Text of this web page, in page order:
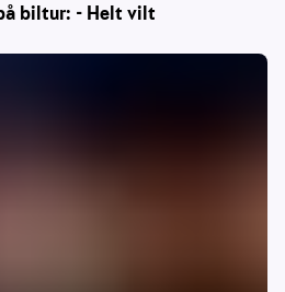
biltur: - Helt vilt